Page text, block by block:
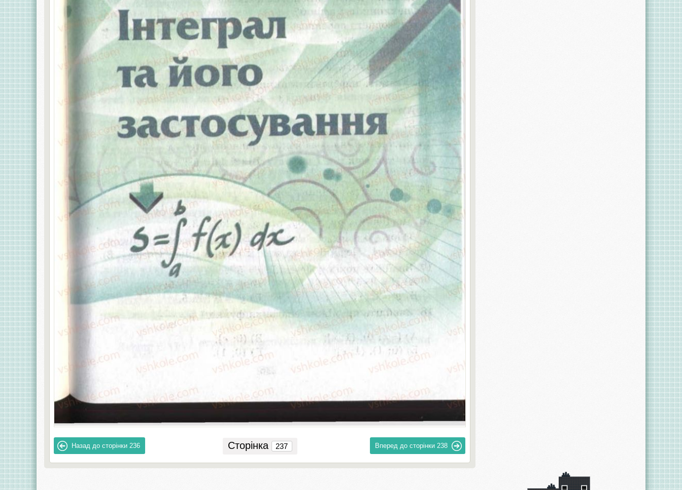
Назад до сторінки 236 Сторінка Вперед до сторінки 238